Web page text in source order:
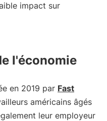
impact sur
l'économie
en 2019 par Fast
américains âgés
leur employeur